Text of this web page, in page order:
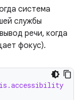
система
службы
речи, когда
фокус).